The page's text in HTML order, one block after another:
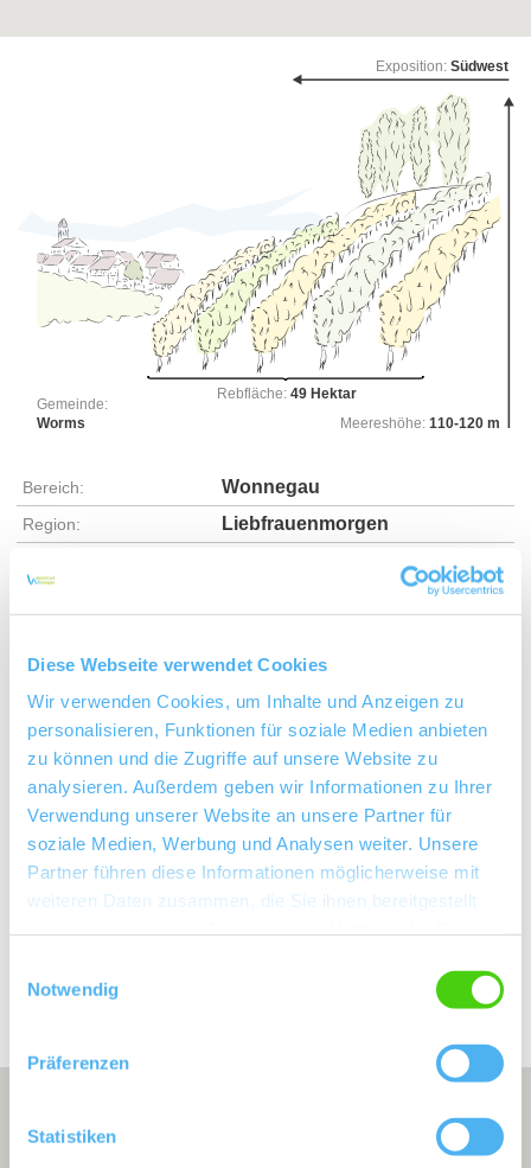
Diese Webseite verwendet Cookies
Wir verwenden Cookies, um Inhalte und Anzeigen zu
personalisieren, Funktionen für soziale Medien anbieten
zu können und die Zugriffe auf unsere Website zu
analysieren. Außerdem geben wir Informationen zu Ihrer
Verwendung unserer Website an unsere Partner für
soziale Medien, Werbung und Analysen weiter. Unsere
Partner führen diese Informationen möglicherweise mit
weiteren Daten zusammen, die Sie ihnen bereitgestellt
Notwendig
Präferenzen
Statistiken
Rebfläche:49 Hektar
Gemeinde:
Worms
Meereshöhe: 110-120 m
Exposition: Südwest
Bereich: Wonnegau
Region: Liebfrauenmorgen
Bodenarten
KIES, SAND, LEHM/RIGOSOL
LÖSS/PARARENDZINA
Weingüter